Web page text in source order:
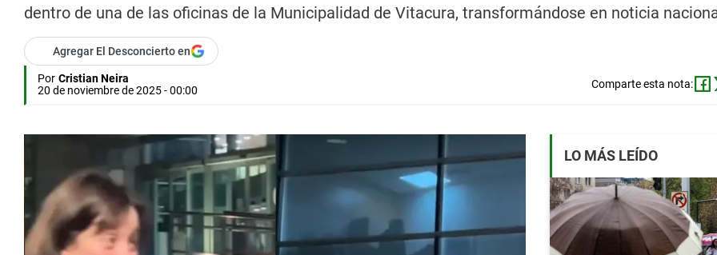
dentro de una de las oficinas de la Municipalidad de Vitacura, transformándose en noticia
Agregar El Desconcierto en
Por Cristian Neira
20 de noviembre de 2025 - 00:00
Comparte esta nota:
LO MÁS LEÍDO